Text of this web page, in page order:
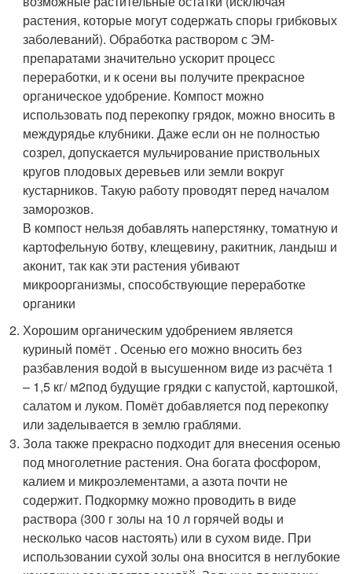
растения, которые могут содержать споры грибковых
заболеваний). Обработка раствором с ЭМ-
препаратами значительно ускорит процесс
переработки, и к осени вы получите прекрасное
органическое удобрение. Компост можно
использовать под перекопку грядок, можно вносить в
междурядье клубники. Даже если он не полностью
созрел, допускается мульчирование приствольных
кругов плодовых деревьев или земли вокруг
кустарников. Такую работу проводят перед началом
заморозков.
В компост нельзя добавлять наперстянку, томатную и
картофельную ботву, клещевину, ракитник, ландыш и
аконит, так как эти растения убивают
микроорганизмы, способствующие переработке
органики
Хорошим органическим удобрением является
куриный помёт . Осенью его можно вносить без
разбавления водой в высушенном виде из расчёта 1
– 1,5 кг/ м2под будущие грядки с капустой, картошкой,
салатом и луком. Помёт добавляется под перекопку
или заделывается в землю граблями.
Зола также прекрасно подходит для внесения осенью
под многолетние растения. Она богата фосфором,
калием и микроэлементами, а азота почти не
содержит. Подкормку можно проводить в виде
раствора (300 г золы на 10 л горячей воды и
несколько часов настоять) или в сухом виде. При
использовании сухой золы она вносится в неглубокие